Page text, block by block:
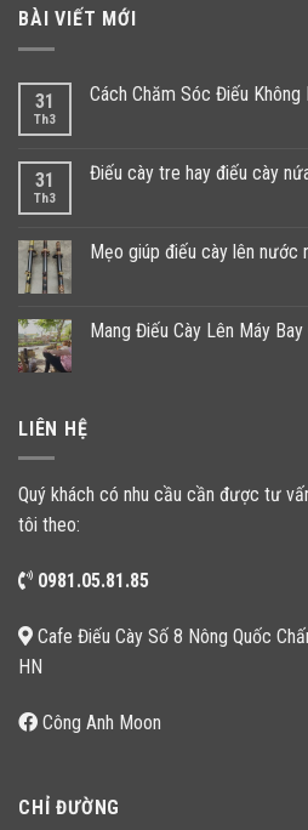
BÀI VIẾT MỚI
31
Th3
Cách Chăm Sóc Điếu
31
Th3
Điếu cày tre hay điếu cày
Mẹo giúp điếu cày lên nước
Mang Điếu Cày Lên Máy
LIÊN HỆ
Quý khách có nhu cầu cần được tư
tôi theo:
0981.05.81.85
Cafe Điếu Cày Số 8 Nông Quốc
HN
Công Anh Moon
CHỈ ĐƯỜNG